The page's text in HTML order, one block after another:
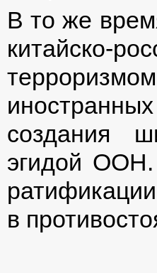
В то же
китайско-
создания
эгидой ООН.
в